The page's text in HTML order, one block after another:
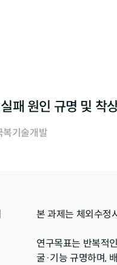
패 원인 규명 및 착
복기술개발
본 과제는 체외수정
연구목표는 반복적
굴·기능 규명하며,